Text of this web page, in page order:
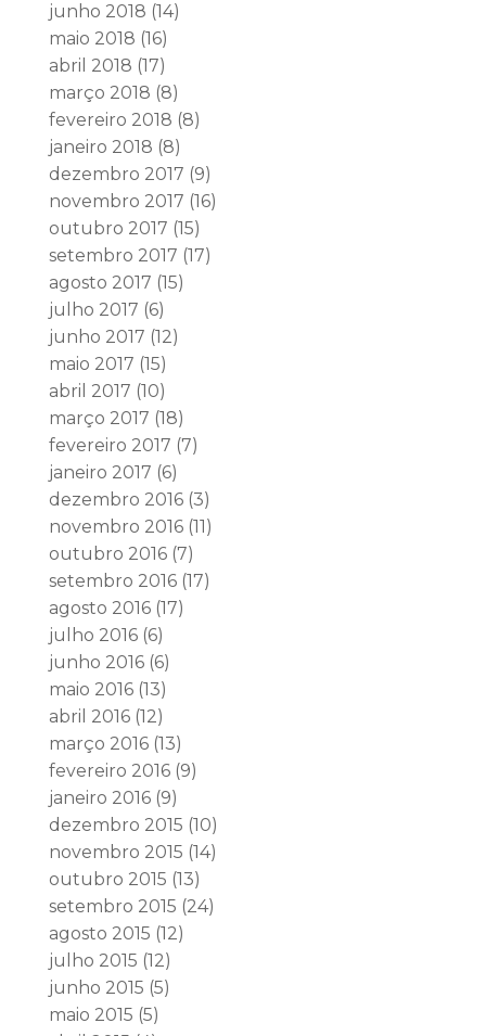
junho 2018 (14)
maio 2018 (16)
abril 2018 (17)
março 2018 (8)
fevereiro 2018 (8)
janeiro 2018 (8)
dezembro 2017 (9)
novembro 2017 (16)
outubro 2017 (15)
setembro 2017 (17)
agosto 2017 (15)
julho 2017 (6)
junho 2017 (12)
maio 2017 (15)
abril 2017 (10)
março 2017 (18)
fevereiro 2017 (7)
janeiro 2017 (6)
dezembro 2016(3)
novembro 2016(11)
outubro 2016(7)
setembro 2016(17)
agosto 2016(17)
julho 2016(6)
junho 2016(6)
maio 2016(13)
abril 2016(12)
março 2016(13)
fevereiro 2016(9)
janeiro 2016(9)
dezembro 2015 (10)
novembro 2015 (14)
outubro 2015 (13)
setembro 2015 (24)
agosto 2015 (12)
julho 2015 (12)
junho 2015 (5)
maio 2015 (5)